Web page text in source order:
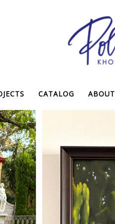
CATALOG ABOUT